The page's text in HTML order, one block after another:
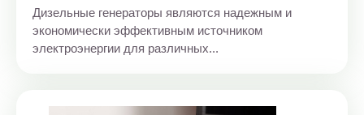
Дизельные генераторы являются надежным и
экономически эффективным источником
электроэнергии для различных...